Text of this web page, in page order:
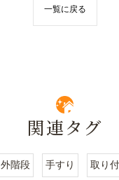
一覧に戻る
関連タグ
外階段 手すり 取り